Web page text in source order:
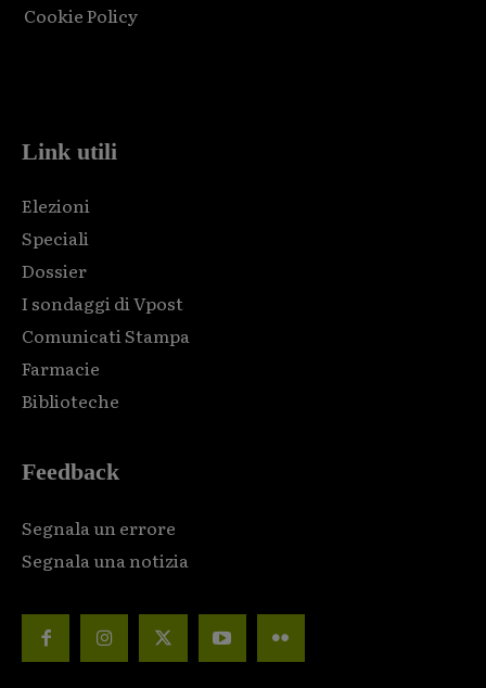
Cookie Policy
Link utili
Elezioni
Speciali
Dossier
I sondaggi di Vpost
Comunicati Stampa
Farmacie
Biblioteche
Feedback
Segnala un errore
Segnala una notizia